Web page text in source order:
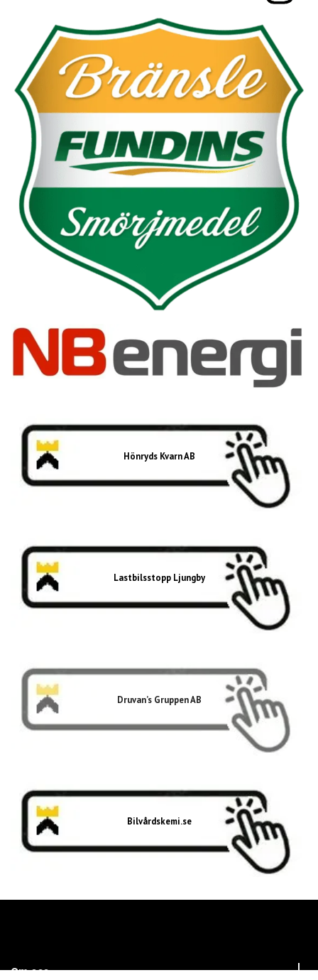
Hönryds Kvarn AB
Lastbilsstopp Ljungby
Druvan’s Gruppen AB
Bilvårdskemi.se
Om oss